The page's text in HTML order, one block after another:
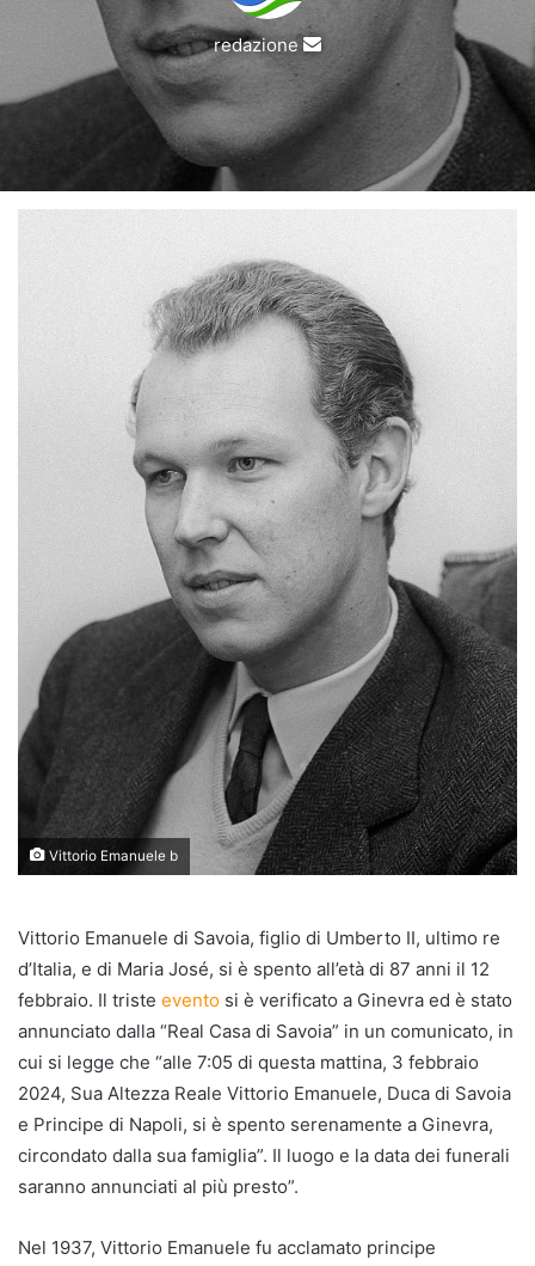
redazione
Invia
un'email
Vittorio Emanuele b
Vittorio Emanuele di Savoia, figlio di Umberto II, ultimo re
d’Italia, e di Maria José, si è spento all’età di 87 anni il 12
febbraio. Il triste evento si è verificato a Ginevra ed è stato
annunciato dalla “Real Casa di Savoia” in un comunicato, in
cui si legge che “alle 7:05 di questa mattina, 3 febbraio
2024, Sua Altezza Reale Vittorio Emanuele, Duca di Savoia
e Principe di Napoli, si è spento serenamente a Ginevra,
circondato dalla sua famiglia”. Il luogo e la data dei funerali
saranno annunciati al più presto”.
Nel 1937, Vittorio Emanuele fu acclamato principe